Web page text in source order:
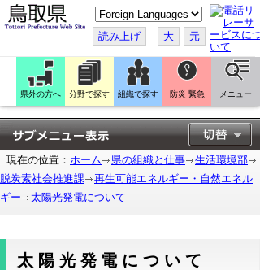
こ
の
ペ
ー
ジ
翻
訳
す
る
読み上げ 大 元
県外の方へ 分野で探す 組織で探す 防災 緊急 メニュー
現在の位置： ホーム 県の組織と仕事
生活環境部
脱炭素社会推進課
再生可能エネルギー・自然エネル
ギー
太陽光発電について
太陽光発電について